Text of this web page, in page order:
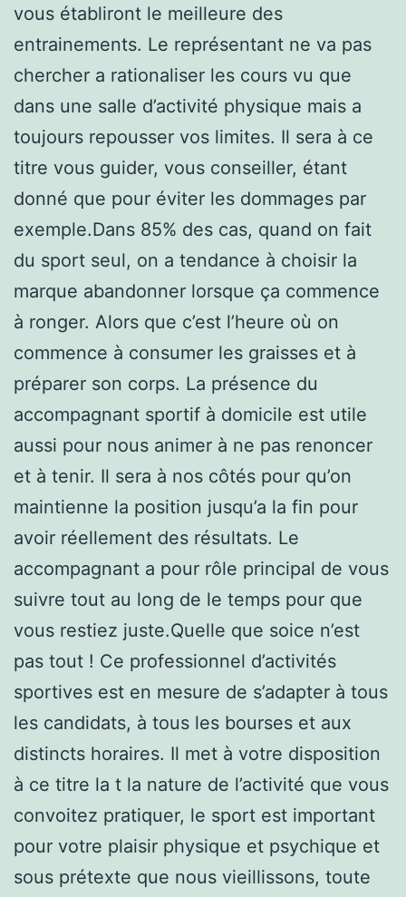
vous établiront le meilleure des
entrainements. Le représentant ne va pas
chercher a rationaliser les cours vu que
dans une salle d’activité physique mais a
toujours repousser vos limites. Il sera à ce
titre vous guider, vous conseiller, étant
donné que pour éviter les dommages par
exemple.Dans 85% des cas, quand on fait
du sport seul, on a tendance à choisir la
marque abandonner lorsque ça commence
à ronger. Alors que c’est l’heure où on
commence à consumer les graisses et à
préparer son corps. La présence du
accompagnant sportif à domicile est utile
aussi pour nous animer à ne pas renoncer
et à tenir. Il sera à nos côtés pour qu’on
maintienne la position jusqu’a la fin pour
avoir réellement des résultats. Le
accompagnant a pour rôle principal de vous
suivre tout au long de le temps pour que
vous restiez juste.Quelle que soice n’est
pas tout ! Ce professionnel d’activités
sportives est en mesure de s’adapter à tous
les candidats, à tous les bourses et aux
distincts horaires. Il met à votre disposition
à ce titre la t la nature de l’activité que vous
convoitez pratiquer, le sport est important
pour votre plaisir physique et psychique et
sous prétexte que nous vieillissons, toute